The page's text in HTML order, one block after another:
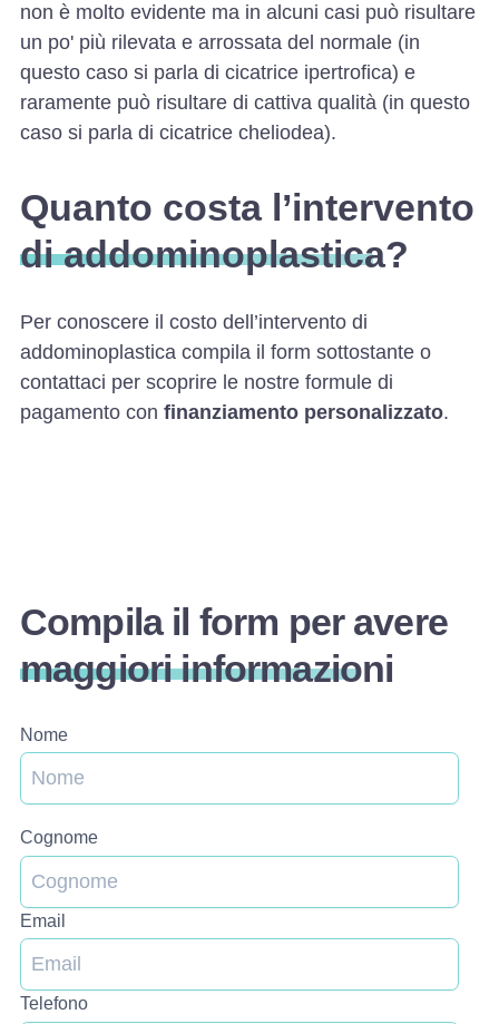
non è molto evidente ma in alcuni casi può risultare
un po' più rilevata e arrossata del normale (in
questo caso si parla di cicatrice ipertrofica) e
raramente può risultare di cattiva qualità (in questo
caso si parla di cicatrice cheliodea).
Quanto costa l’intervento
di addominoplastica?
Per conoscere il costo dell’intervento di
addominoplastica compila il form sottostante o
contattaci per scoprire le nostre formule di
pagamento con finanziamento personalizzato.
Compila il form per avere
maggiori informazioni
Nome
Cognome
Email
Telefono